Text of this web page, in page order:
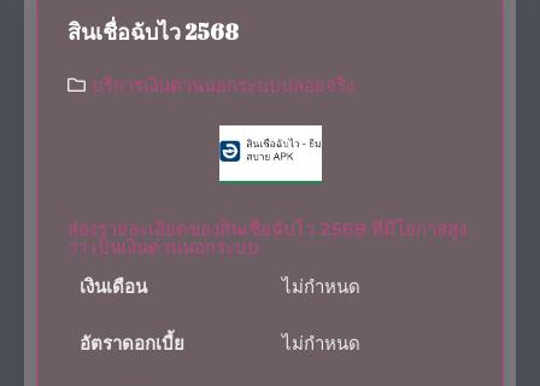
สินเชื่อฉับไว 2568
บริการเงินด่วนนอกระบบปล่อยจริง
ส่องรายละเอียดของสินเชื่อฉับไว 2568 ที่มีโอกาสสูง
ว่า เป็นเงินด่วนนอกระบบ
เงินเดือน
ไม่กำหนด
อัตราดอกเบี้ย ไม่กำหนด